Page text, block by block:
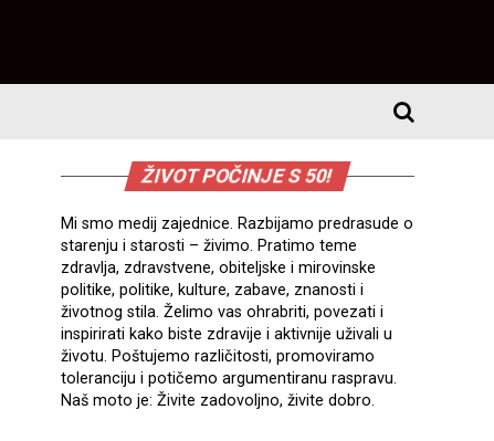
ŽIVOT POČINJE S 50!
Mi smo medij zajednice. Razbijamo predrasude o
starenju i starosti – živimo. Pratimo teme
zdravlja, zdravstvene, obiteljske i mirovinske
politike, politike, kulture, zabave, znanosti i
životnog stila. Želimo vas ohrabriti, povezati i
inspirirati kako biste zdravije i aktivnije uživali u
životu. Poštujemo različitosti, promoviramo
toleranciju i potičemo argumentiranu raspravu.
Naš moto je: Živite zadovoljno, živite dobro.